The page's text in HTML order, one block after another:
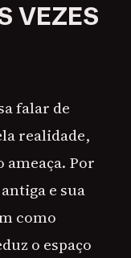
VEZES
falar de
realidade,
Por
e sua
como
o espaço